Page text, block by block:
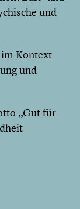
und
im Kontext
und
„Gut für